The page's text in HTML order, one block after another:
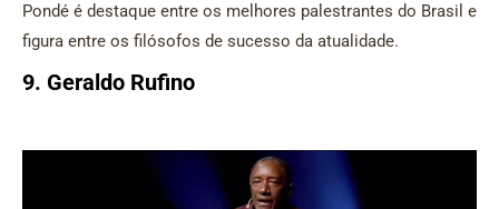
Pondé é destaque entre os melhores palestrantes do Brasil e
figura entre os filósofos de sucesso da atualidade.
9. Geraldo Rufino